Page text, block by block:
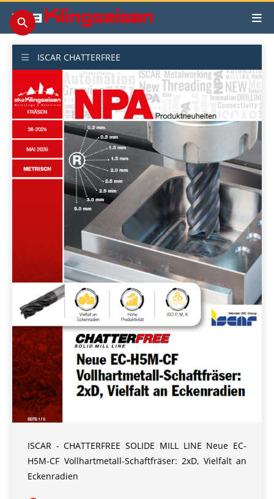
ISCAR CHATTERFREE
ISCAR - CHATTERFREE SOLIDE MILL LINE Neue EC-
H5M-CF Vollhartmetall-Schaftfräser: 2xD, Vielfalt an
Eckenradien